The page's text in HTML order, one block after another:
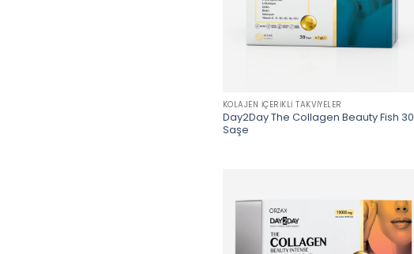
KOLAJEN İÇERIKLI TAKVIYELER
Day2Day The Collagen Beauty Fish 30
Saşe